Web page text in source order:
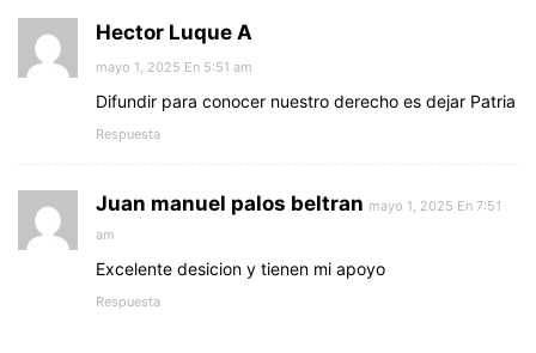
Hector Luque A
mayo 1, 2025 En 5:51 am
Difundir para conocer nuestro derecho es dejar Patria
Respuesta
Juan manuel palos beltran mayo 1, 2025 En 7:51
am
Excelente desicion y tienen mi apoyo
Respuesta